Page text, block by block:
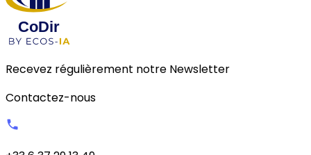
Recevez régulièrement notre Newsletter
Contactez-nous